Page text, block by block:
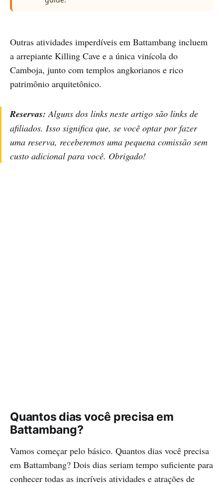
Outras atividades imperdíveis em Battambang incluem
a arrepiante Killing Cave e a única vinícola do
Camboja, junto com templos angkorianos e rico
patrimônio arquitetônico.
Reservas: Alguns dos links neste artigo são links de
afiliados. Isso significa que, se você optar por fazer
uma reserva, receberemos uma pequena comissão sem
custo adicional para você. Obrigado!
Quantos dias você precisa em
Battambang?
Vamos começar pelo básico. Quantos dias você precisa
em Battambang? Dois dias seriam tempo suficiente para
conhecer todas as incríveis atividades e atrações de